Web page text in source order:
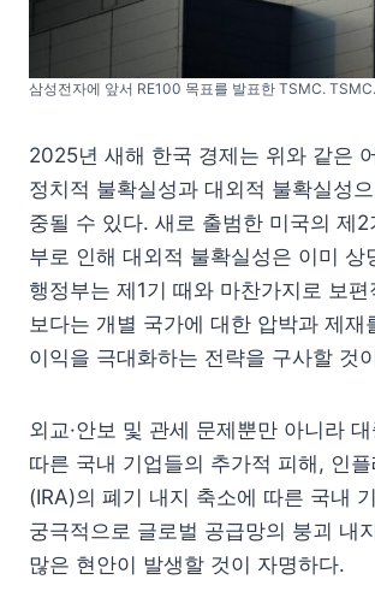
삼성전자에 앞서 RE100 목표를 발표한 TSMC. TSMC.
2025년 새해 한국 경제는 위와 같은
정치적 불확실성과 대외적 불확실성
중될 수 있다. 새로 출범한 미국의 제2
부로 인해 대외적 불확실성은 이미 상
행정부는 제1기 때와 마찬가지로 보
보다는 개별 국가에 대한 압박과 제재
이익을 극대화하는 전략을 구사할 것
외교·안보 및 관세 문제뿐만 아니라
따른 국내 기업들의 추가적 피해, 인
(IRA)의 폐기 내지 축소에 따른 국내
궁극적으로 글로벌 공급망의 붕괴 내
많은 현안이 발생할 것이 자명하다.